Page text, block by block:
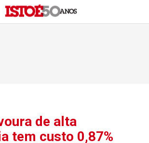
de alta
tem custo 0,87%